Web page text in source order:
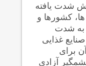
شدت یافته
کشورها و
به شدت
غذایی
برای
آزادی